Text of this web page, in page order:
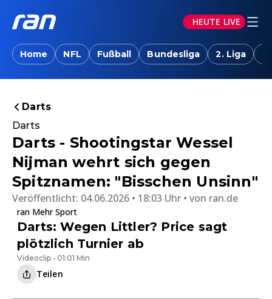
HEUTE LIVE
Home NFL Fußball Bundesliga 2. Liga
Darts
Darts
Darts - Shootingstar Wessel
Nijman wehrt sich gegen
Spitznamen: "Bisschen Unsinn"
Veröffentlicht: 04.06.2026 • 18:03 Uhr von ran.de
ran Mehr Sport
Darts: Wegen Littler? Price sagt
plötzlich Turnier ab
Videoclip • 01:01 Min
Teilen